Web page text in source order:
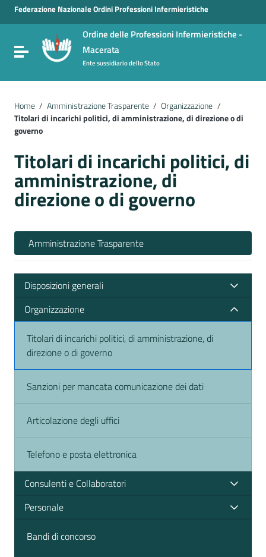
Vai ai contenuti
Vai al menu di navigazione
Vai al footer
Federazione Nazionale Ordini Professioni Infermieristiche
Attiva / disattiva la navigazione
Ordine delle Professioni Infermieristiche -
Macerata
Ente sussidiario dello Stato
Home / Amministrazione Trasparente / Organizzazione /
Titolari di incarichi politici, di amministrazione, di direzione o di
governo
Titolari di incarichi politici, di
amministrazione, di
direzione o di governo
Amministrazione Trasparente
Disposizioni generali
Organizzazione
Titolari di incarichi politici, di amministrazione, di
direzione o di governo
Sanzioni per mancata comunicazione dei dati
Articolazione degli uffici
Telefono e posta elettronica
Consulenti e Collaboratori
Personale
Bandi di concorso